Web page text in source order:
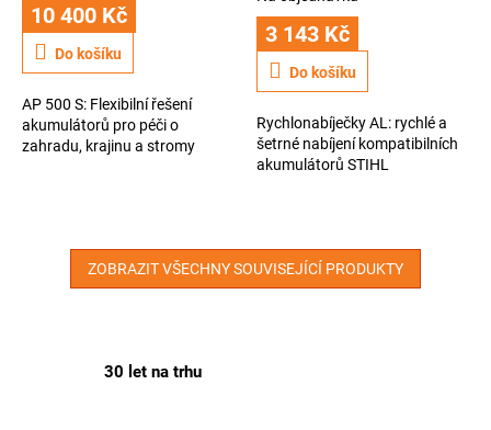
30 let na trhu
produktu
3,9
5
hvězdiček.
10 400 Kč
Do košíku
AP 500 S: Flexibilní řešení
akumulátorů pro péči o
zahradu, krajinu a stromy
3 143 Kč
Do košíku
Rychlonabíječky AL: rychlé a
šetrné nabíjení kompatibilních
akumulátorů STIHL
ZOBRAZIT VŠECHNY SOUVISEJÍCÍ PRODUKTY